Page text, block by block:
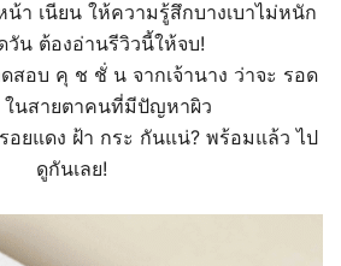
า เนียน ให้ความรู้สึกบางเบาไม่หนัก
วัน ต้องอ่านรีวิวนี้ให้จบ!
สอบ คุ ช ชั่ น จากเจ้านาง ว่าจะ รอด
ในสายตาคนที่มีปัญหาผิว
อยแดง ฝ้า กระ กันแน่? พร้อมแล้ว ไป
ดูกันเลย!